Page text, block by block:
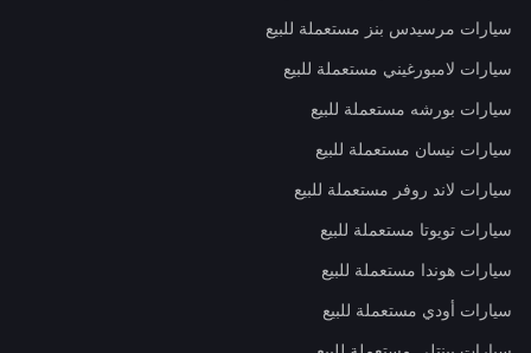
سيارات مرسيدس بنز مستعملة للبيع
سيارات لامبورغيني مستعملة للبيع
سيارات بورشه مستعملة للبيع
سيارات نيسان مستعملة للبيع
سيارات لاند روفر مستعملة للبيع
سيارات تويوتا مستعملة للبيع
سيارات هوندا مستعملة للبيع
سيارات أودي مستعملة للبيع